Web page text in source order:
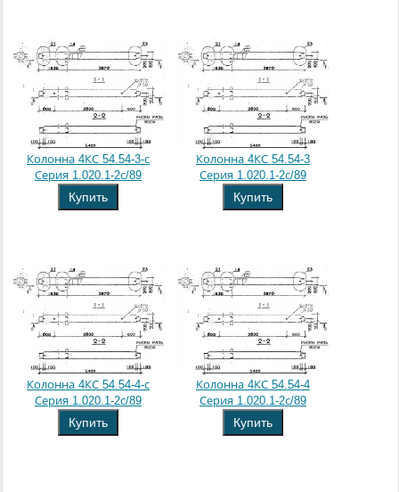
Колонна 4КС 54.54-3-с
Серия 1.020.1-2с/89
Купить
Колонна 4КС 54.54-3
Серия 1.020.1-2с/89
Купить
Колонна 4КС 54.54-4-с
Серия 1.020.1-2с/89
Купить
Колонна 4КС 54.54-4
Серия 1.020.1-2с/89
Купить